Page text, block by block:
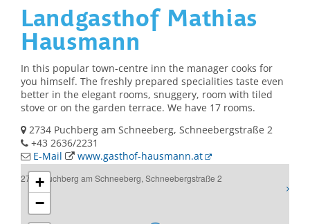
Landgasthof Mathias
Hausmann
In this popular town-centre inn the manager cooks for
you himself. The freshly prepared specialities taste even
better in the elegant rooms, snuggery, room with tiled
stove or on the garden terrace. We have 17 rooms.
2734 Puchberg am Schneeberg, Schneebergstraße 2
+43 2636/2231
E-Mail
www.gasthof-hausmann.at
2734 Puchberg am Schneeberg, Schneebergstraße 2
+
−